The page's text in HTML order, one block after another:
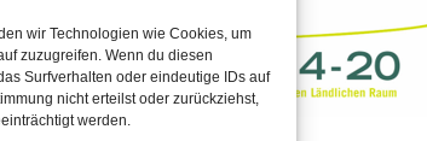
wir Technologien wie Cookies, um
zuzugreifen. Wenn du diesen
Surfverhalten oder eindeutige IDs auf
nicht erteilst oder zurückziehst,
werden.